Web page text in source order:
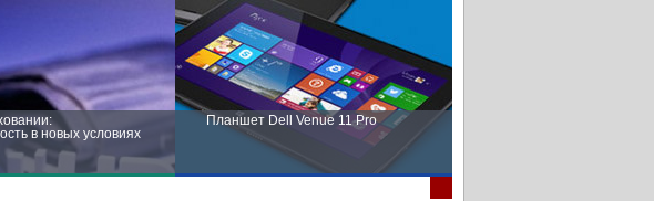
в новых условиях
Планшет Dell Venue 11 Pro